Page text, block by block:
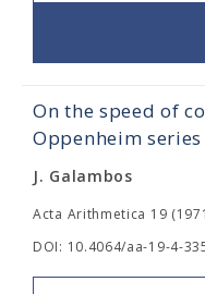
On the speed of
Oppenheim series
J. Galambos
Acta Arithmetica 19
DOI: 10.4064/aa-19-4-